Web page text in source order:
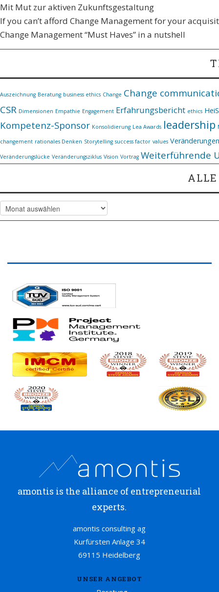
Mit Mut zur aktiven Zukunftsgestaltung
If you can’t afford Change Management for your
Change Management “Must Haves” in a nutshell
Auszeichnung Beratung business ethics Change Change
CSR Dimensionen Empathie Engagement Erfahrungsbericht ethics
Kompetenz-Sponsor Konsolidierung Lea Awards leadership
changement rationales Denken Storytelling success factor values Veränderungen
Veränderungslücke Veränderungsziklus Vision Vortrag Weiterführende
Alle
Artikel
amontis is the alliance of entrepreneurial
experts.
amontis consulting ag
Kurfürsten Anlage 34
69115 Heidelberg
UNSER ANGEBOT